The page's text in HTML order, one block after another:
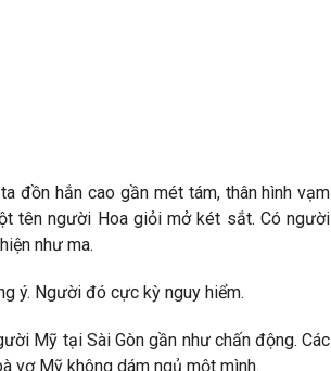
đồn hắn cao gần mét tám, thân hình vạm
tên người Hoa giỏi mở két sắt. Có người
như ma.
ý. Người đó cực kỳ nguy hiểm.
Mỹ tại Sài Gòn gần như chấn động. Các
vợ Mỹ không dám ngủ một mình.